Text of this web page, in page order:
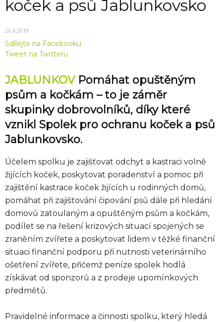
koček a psů Jablunkovsko
26.6.2019
Sdílejte na Facebooku
Tweet na Twitteru
JABLUNKOVPomáhat opuštěným
psům a kočkám – to je záměr
skupinky dobrovolníků, díky které
vznikl Spolek pro ochranu koček a psů
Jablunkovsko.
Účelem spolku je zajišťovat odchyt a kastraci volně
žijících koček, poskytovat poradenství a pomoc při
zajištění kastrace koček žijících u rodinných domů,
pomáhat při zajišťování čipování psů dále při hledání
domovů zatoulaným a opuštěným psům a kočkám,
podílet se na řešení krizových situací spojených se
zraněním zvířete a poskytovat lidem v těžké finanční
situaci finanční podporu při nutnosti veterinárního
ošetření zvířete, přičemž peníze spolek hodlá
získávat od sponzorů a z prodeje upomínkových
předmětů.
Pravidelné informace a činnosti spolku, který hledá